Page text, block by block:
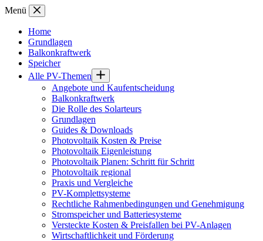
Zum
springen
Menü
Home
Grundlagen
Balkonkraftwerk
Speicher
Alle PV-Themen
Angebote und Kaufentscheidung
Balkonkraftwerk
Die Rolle des Solarteurs
Grundlagen
Guides & Downloads
Photovoltaik Kosten & Preise
Photovoltaik Eigenleistung
Photovoltaik Planen: Schritt für Schritt
Photovoltaik regional
Praxis und Vergleiche
PV-Komplettsysteme
Rechtliche Rahmenbedingungen und Genehmigung
Stromspeicher und Batteriesysteme
Versteckte Kosten & Preisfallen bei PV-Anlagen
Wirtschaftlichkeit und Förderung